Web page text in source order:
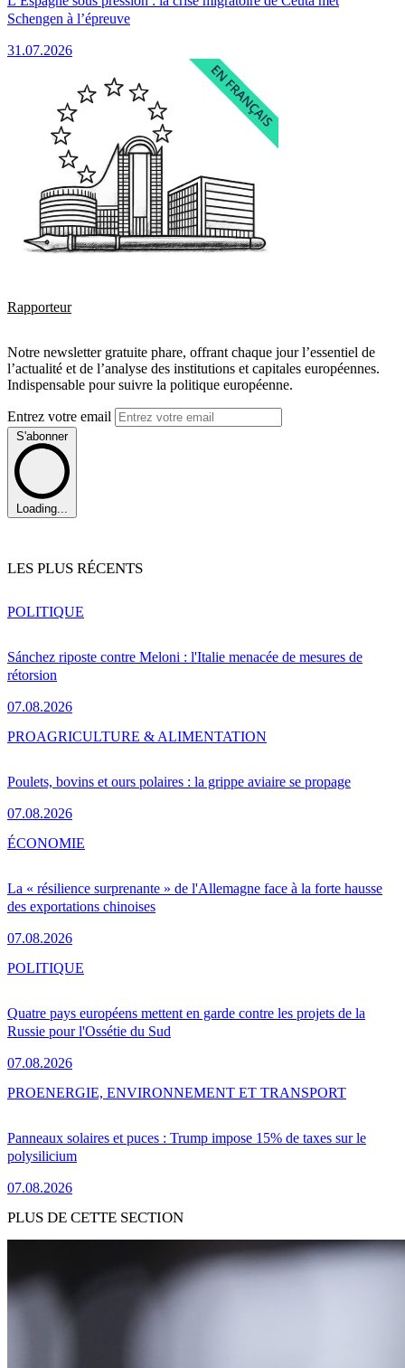
Schengen à l’épreuve
31.07.2026
Rapporteur
Notre newsletter gratuite phare, offrant chaque jour l’essentiel de
l’actualité et de l’analyse des institutions et capitales européennes.
Indispensable pour suivre la politique européenne.
Entrez votre email
S'abonner
Loading...
LES PLUS RÉCENTS
Sánchez riposte contre Meloni : l'Italie menacée de mesures de
rétorsion
07.08.2026
POLITIQUE
Poulets, bovins et ours polaires : la grippe aviaire se propage
07.08.2026
PROAGRICULTURE & ALIMENTATION
La « résilience surprenante » de l'Allemagne face à la forte hausse
des exportations chinoises
07.08.2026
ÉCONOMIE
Quatre pays européens mettent en garde contre les projets de la
Russie pour l'Ossétie du Sud
07.08.2026
POLITIQUE
Panneaux solaires et puces : Trump impose 15% de taxes sur le
polysilicium
07.08.2026
PROENERGIE, ENVIRONNEMENT ET TRANSPORT
PLUS DE CETTE SECTION